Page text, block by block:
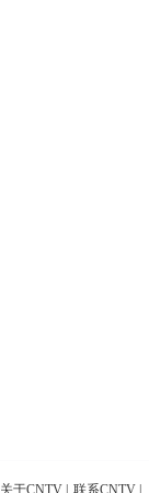
关于CNTV 联系CNTV